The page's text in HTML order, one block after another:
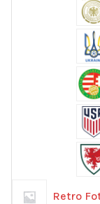
Retro